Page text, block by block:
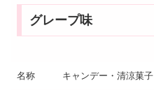
グレープ味
名称 キャンデー・清涼菓子